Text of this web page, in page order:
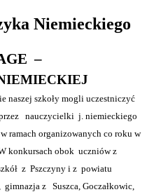
Niemieckiego
–
naszej szkoły mogli uczestniczyć
nauczycielki j. niemieckiego
w ramach organizowanych co roku w
konkursach obok uczniów z
z Pszczyny i z powiatu
gimnazja z Suszca, Goczałkowic,